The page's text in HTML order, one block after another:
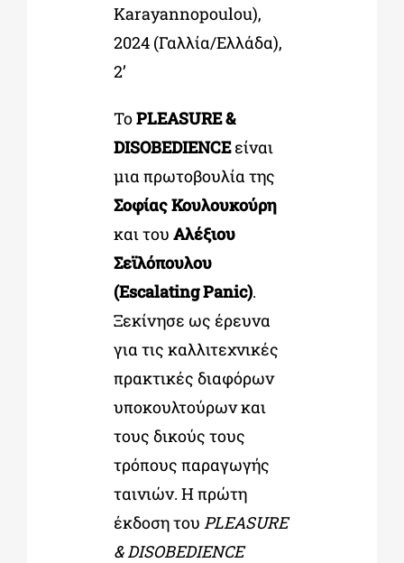
Karayannopoulou),
2024 (Γαλλία/Ελλάδα),
2’
ΤοPLEASURE &
DISOBEDIENCEείναι
μια πρωτοβουλία της
Σοφίας Κουλουκούρη
και του Αλέξιου
Σεϊλόπουλου
(Escalating Panic).
Ξεκίνησε ως έρευνα
για τις καλλιτεχνικές
πρακτικές διαφόρων
υποκουλτούρων και
τους δικούς τους
τρόπους παραγωγής
ταινιών. Η πρώτη
έκδοση του PLEASURE
& DISOBEDIENCE